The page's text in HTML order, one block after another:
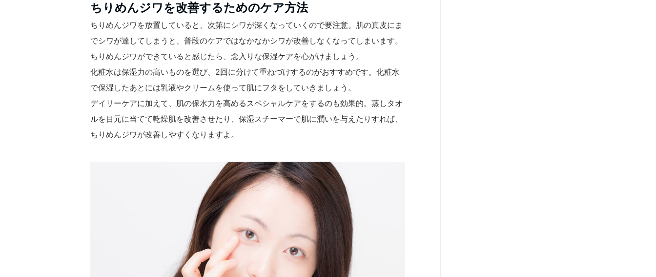
ちりめんジワを改善するためのケア方法
ちりめんジワを放置していると、次第にシワが深くなっていくので要注意。肌の真皮にま
でシワが達してしまうと、普段のケアではなかなかシワが改善しなくなってしまいます。
ちりめんジワができていると感じたら、念入りな保湿ケアを心がけましょう。
化粧水は保湿力の高いものを選び、2回に分けて重ねづけするのがおすすめです。化粧水
で保湿したあとには乳液やクリームを使って肌にフタをしていきましょう。
デイリーケアに加えて、肌の保水力を高めるスペシャルケアをするのも効果的。蒸しタオ
ルを目元に当てて乾燥肌を改善させたり、保湿スチーマーで肌に潤いを与えたりすれば、
ちりめんジワが改善しやすくなりますよ。